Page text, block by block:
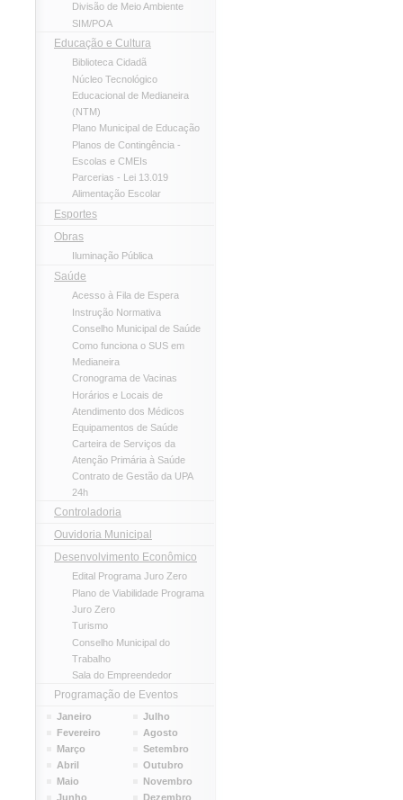
Divisão de Meio Ambiente
SIM/POA
Educação e Cultura
Biblioteca Cidadã
Núcleo Tecnológico
Educacional de Medianeira
(NTM)
Plano Municipal de Educação
Planos de Contingência -
Escolas e CMEIs
Parcerias - Lei 13.019
Alimentação Escolar
Esportes
Obras
Iluminação Pública
Saúde
Acesso à Fila de Espera
Instrução Normativa
Conselho Municipal de Saúde
Como funciona o SUS em
Medianeira
Cronograma de Vacinas
Horários e Locais de
Atendimento dos Médicos
Equipamentos de Saúde
Carteira de Serviços da
Atenção Primária à Saúde
Contrato de Gestão da UPA
24h
Controladoria
Ouvidoria Municipal
Desenvolvimento Econômico
Edital Programa Juro Zero
Plano de Viabilidade Programa
Juro Zero
Turismo
Conselho Municipal do
Trabalho
Sala do Empreendedor
Programação de Eventos
Janeiro
Fevereiro
Março
Abril
Maio
Junho
Julho
Agosto
Setembro
Outubro
Novembro
Dezembro